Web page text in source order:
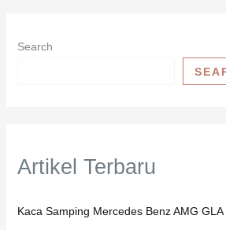
Search
Artikel Terbaru
Kaca Samping Mercedes Benz AMG